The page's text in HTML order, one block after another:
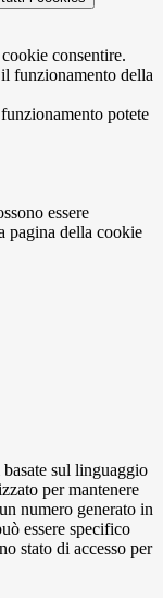
consentire.
funzionamento della
potete
essere
pagina della cookie
sul linguaggio
per mantenere
numero generato in
essere specifico
stato di accesso per